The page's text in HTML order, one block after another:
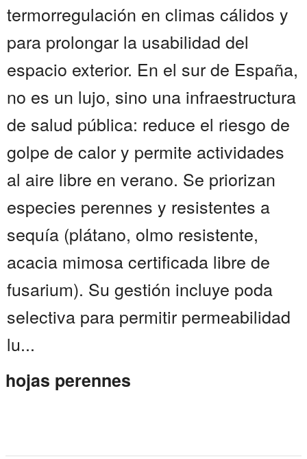
termorregulación en climas cálidos y
para prolongar la usabilidad del
espacio exterior. En el sur de España,
no es un lujo, sino una infraestructura
de salud pública: reduce el riesgo de
golpe de calor y permite actividades
al aire libre en verano. Se priorizan
especies perennes y resistentes a
sequía (plátano, olmo resistente,
acacia mimosa certificada libre de
fusarium). Su gestión incluye poda
selectiva para permitir permeabilidad
lu...
hojas perennes